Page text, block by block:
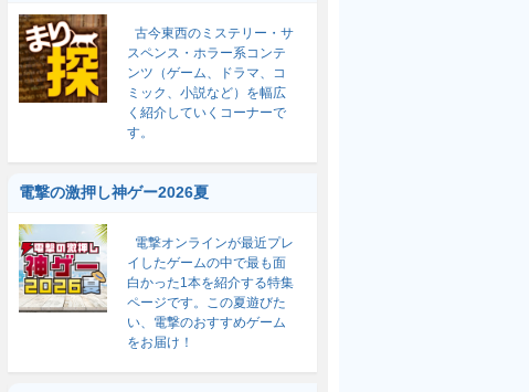
古今東西のミステリー・サ
スペンス・ホラー系コンテ
ンツ（ゲーム、ドラマ、コ
ミック、小説など）を幅広
く紹介していくコーナーで
す。
電撃の激押し神ゲー2026夏
電撃オンラインが最近プレ
イしたゲームの中で最も面
白かった1本を紹介する特集
ページです。この夏遊びた
い、電撃のおすすめゲーム
をお届け！